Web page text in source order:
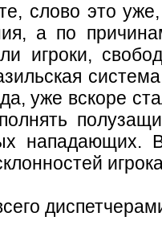
слово это
а по
игроки,
уже вскоре
нападающих.